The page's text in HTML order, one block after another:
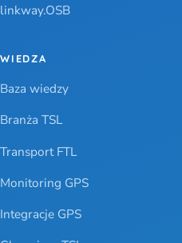
linkway.OSB
WIEDZA
Baza wiedzy
Branża TSL
Transport FTL
Monitoring GPS
Integracje GPS